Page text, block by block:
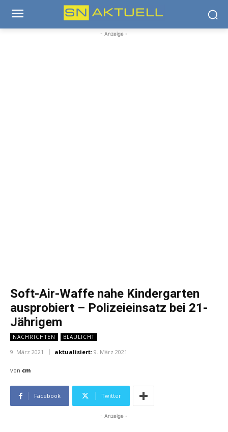
- Anzeige -
Soft-Air-Waffe nahe Kindergarten
ausprobiert – Polizeieinsatz bei 21-
Jährigem
NACHRICHTEN BLAULICHT
9. März 2021 aktualisiert: 9. März 2021
von cm
Facebook Twitter
- Anzeige -